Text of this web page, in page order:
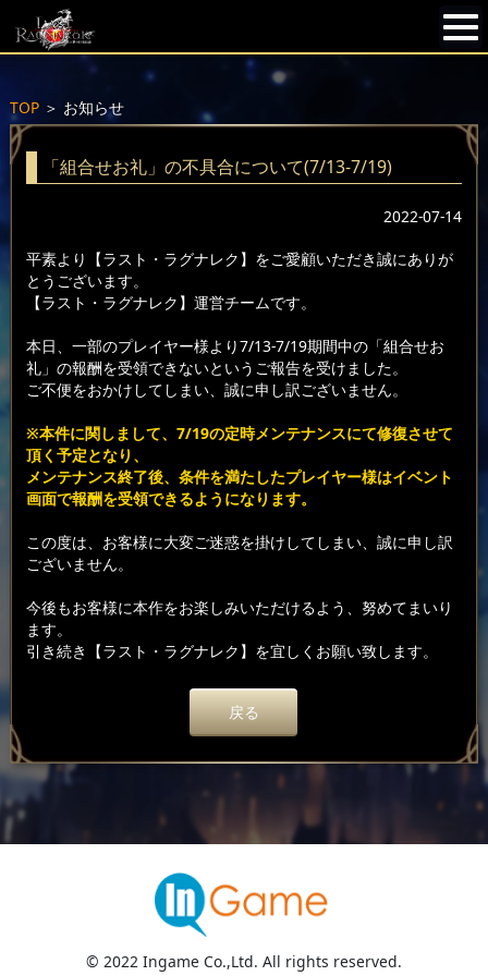
TOP＞ お知らせ
「組合せお礼」の不具合について(7/13-7/19)
2022-07-14
平素より【ラスト・ラグナレク】をご愛顧いただき誠にありが
とうございます。
【ラスト・ラグナレク】運営チームです。
本日、一部のプレイヤー様より7/13-7/19期間中の「組合せお
礼」の報酬を受領できないというご報告を受けました。
ご不便をおかけしてしまい、誠に申し訳ございません。
※本件に関しまして、7/19の定時メンテナンスにて修復させて
頂く予定となり、
メンテナンス終了後、条件を満たしたプレイヤー様はイベント
画面で報酬を受領できるようになります。
この度は、お客様に大変ご迷惑を掛けしてしまい、誠に申し訳
ございません。
今後もお客様に本作をお楽しみいただけるよう、努めてまいり
ます。
引き続き【ラスト・ラグナレク】を宜しくお願い致します。
戻る
© 2022 Ingame Co.,Ltd. All rights reserved.